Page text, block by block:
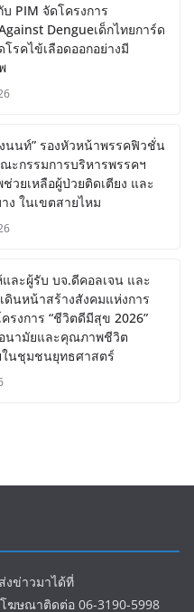
บ PIM จัดโครงการ
Dengueเด็กไทยการ์ด
โรคไข้เลือดออกอย่างมี
งนนท์” รองหัวหน้าพรรคฟิวชั่น
ะกรรมการบริหารพรรคฯ
วยเหลือผู้ป่วยติดเตียง และ
ง ในเขตสายไหม
ละผู้รับ บจ.ดีคอลเจน และ
ดินหน้าสร้างสังคมแห่งการ
รงการ “ชีวิตดีมีสุข 2026”
นามัยและคุณภาพชีวิต
ในชุมชนยุทธศาสตร์
งข่าวมาได้ที่
ฆษณาติดต่อ 06-3190-5998